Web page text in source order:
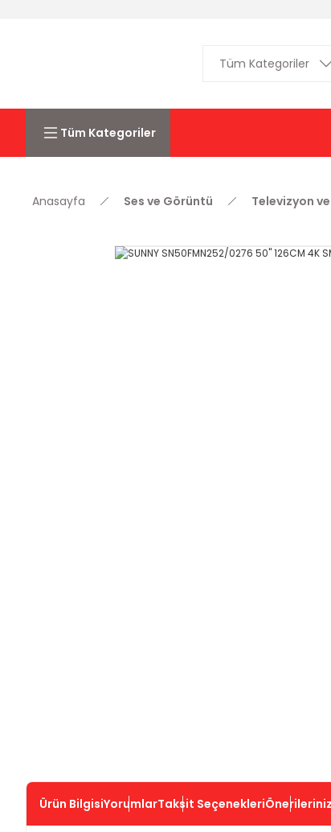
Tüm Kategoriler
Anasayfa Ses ve Görüntü Televizyon
Ürün BilgisiYorumlarTaksit SeçenekleriÖnerileriniz